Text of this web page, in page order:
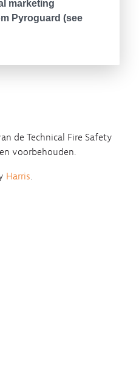
de Technical Fire Safety
voorbehouden.
Harris.